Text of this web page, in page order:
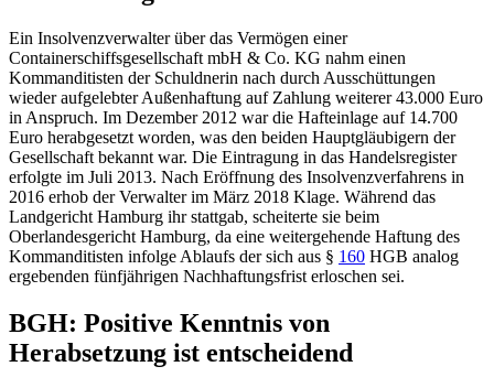
Ein Insolvenzverwalter über das Vermögen einer
Containerschiffsgesellschaft mbH & Co. KG nahm einen
Kommanditisten der Schuldnerin nach durch Ausschüttungen
wieder aufgelebter Außenhaftung auf Zahlung weiterer 43.000 Euro
in Anspruch. Im Dezember 2012 war die Hafteinlage auf 14.700
Euro herabgesetzt worden, was den beiden Hauptgläubigern der
Gesellschaft bekannt war. Die Eintragung in das Handelsregister
erfolgte im Juli 2013. Nach Eröffnung des Insolvenzverfahrens in
2016 erhob der Verwalter im März 2018 Klage. Während das
Landgericht Hamburg ihr stattgab, scheiterte sie beim
Oberlandesgericht Hamburg, da eine weitergehende Haftung des
Kommanditisten infolge Ablaufs der sich aus § 160 HGB analog
ergebenden fünfjährigen Nachhaftungsfrist erloschen sei.
BGH: Positive Kenntnis von
Herabsetzung ist entscheidend